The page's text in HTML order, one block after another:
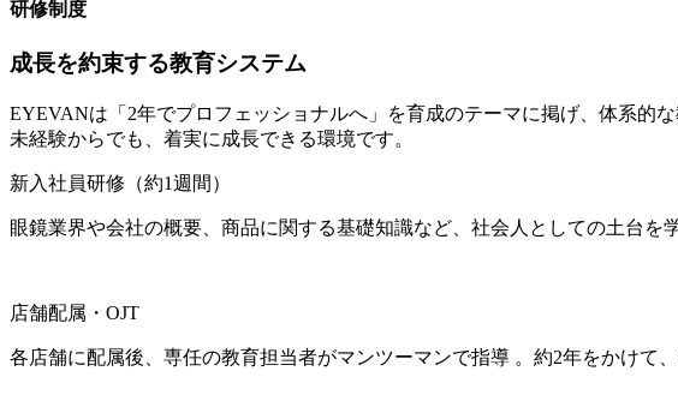
研修制度
成長を約束する教育システム
EYEVANは「2年でプロフェッショナルへ」を育成のテーマに掲げ、体系的
未経験からでも、着実に成長できる環境です。
新入社員研修（約1週間）
眼鏡業界や会社の概要、商品に関する基礎知識など、社会人としての土台を
店舗配属・OJT
各店舗に配属後、専任の教育担当者がマンツーマンで指導 。約2年をかけて